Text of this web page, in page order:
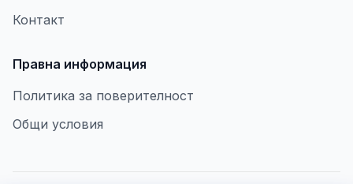
Контакт
Правна информация
Политика за поверителност
Общи условия